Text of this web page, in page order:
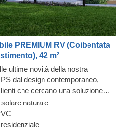
PREMIUM RV (Coibentata
42 m²
ultime novità della nostra
dal design contemporaneo,
che cercano una soluzione
il proprio giardino. Scopri le
bella e spaziosa casa in legno
offre infinite possibilità per le tue
naturale